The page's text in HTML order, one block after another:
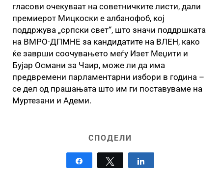
гласови очекуваат на советничките листи, дали
премиерот Мицкоски е албанофоб, кој
поддржува „српски свет“, што значи поддршката
на ВМРО-ДПМНЕ за кандидатите на ВЛЕН, како
ќе заврши соочувањето меѓу Изет Меџити и
Бујар Османи за Чаир, може ли да има
предвремени парламентарни избори в година –
се дел од прашањата што им ги поставуваме на
Муртезани и Адеми.
СПОДЕЛИ
Share Tweet